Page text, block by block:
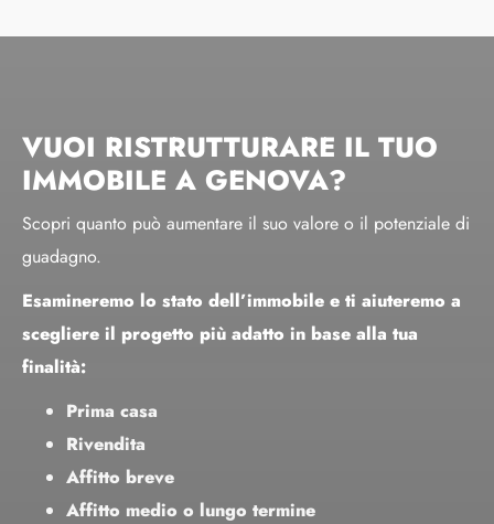
VUOI RISTRUTTURARE IL TUO
IMMOBILE A GENOVA?
Scopri quanto può aumentare il suo valore o il potenziale di
guadagno.
Esamineremo lo stato dell’immobile e ti aiuteremo a
scegliere il progetto più adatto in base alla tua
finalità:
Prima casa
Rivendita
Affitto breve
Affitto medio o lungo termine